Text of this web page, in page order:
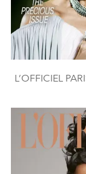
L’OFFICIEL